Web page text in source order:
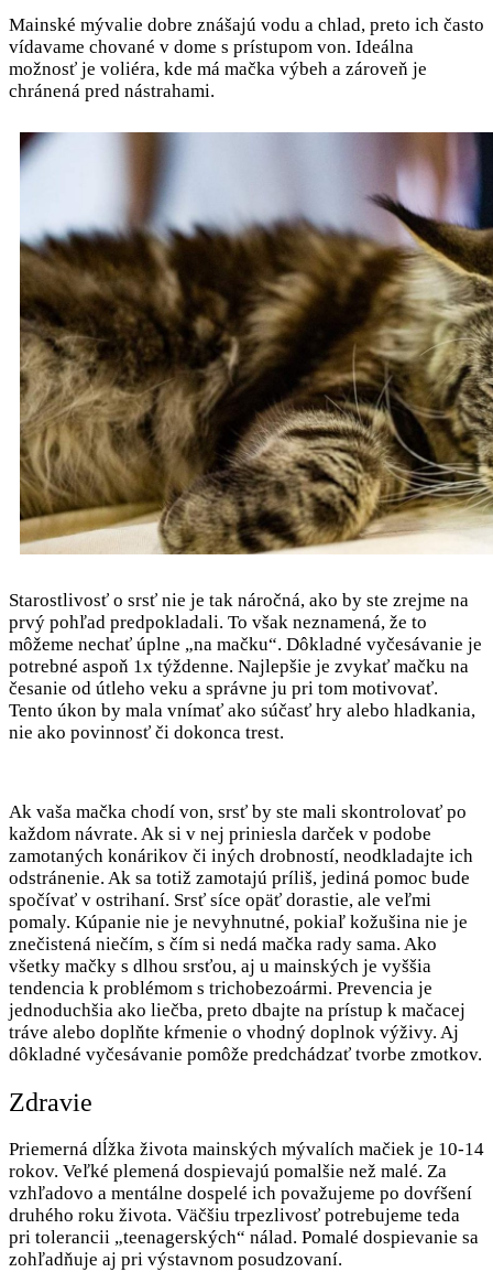
Mainské mývalie dobre znášajú vodu a chlad, preto ich často
vídavame chované v dome s prístupom von. Ideálna
možnosť je voliéra, kde má mačka výbeh a zároveň je
chránená pred nástrahami.
Starostlivosť o srsť nie je tak náročná, ako by ste zrejme na
prvý pohľad predpokladali. To však neznamená, že to
môžeme nechať úplne „na mačku“. Dôkladné vyčesávanie je
potrebné aspoň 1x týždenne. Najlepšie je zvykať mačku na
česanie od útleho veku a správne ju pri tom motivovať.
Tento úkon by mala vnímať ako súčasť hry alebo hladkania,
nie ako povinnosť či dokonca trest.
Ak vaša mačka chodí von, srsť by ste mali skontrolovať po
každom návrate. Ak si v nej priniesla darček v podobe
zamotaných konárikov či iných drobností, neodkladajte ich
odstránenie. Ak sa totiž zamotajú príliš, jediná pomoc bude
spočívať v ostrihaní. Srsť síce opäť dorastie, ale veľmi
pomaly. Kúpanie nie je nevyhnutné, pokiaľ kožušina nie je
znečistená niečím, s čím si nedá mačka rady sama. Ako
všetky mačky s dlhou srsťou, aj u mainských je vyššia
tendencia k problémom s trichobezoármi. Prevencia je
jednoduchšia ako liečba, preto dbajte na prístup k mačacej
tráve alebo doplňte kŕmenie o vhodný doplnok výživy. Aj
dôkladné vyčesávanie pomôže predchádzať tvorbe zmotkov.
Zdravie
Priemerná dĺžka života mainských mývalích mačiek je 10-14
rokov. Veľké plemená dospievajú pomalšie než malé. Za
vzhľadovo a mentálne dospelé ich považujeme po dovŕšení
druhého roku života. Väčšiu trpezlivosť potrebujeme teda
pri tolerancii „teenagerských“ nálad. Pomalé dospievanie sa
zohľadňuje aj pri výstavnom posudzovaní.